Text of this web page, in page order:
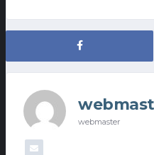
webmaster